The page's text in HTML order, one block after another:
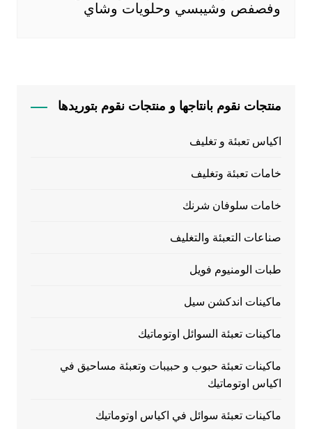
وفصفص وشيبسي وحلويات وشاي
منتجات نقوم بانتاجها و منتجات نقوم بتوريدها
اكياس تعبئة و تغليف
خامات تعبئة وتغليف
خامات سلوفان شرنك
صناعات التعبئة والتغليف
طبات الومنيوم فويل
ماكينات اندكشن سيل
ماكينات تعبئة السوائل اوتوماتيك
ماكينات تعبئة حبوب و حبيبات وتعبئة مساحيق في
اكياس اوتوماتيك
ماكينات تعبئة سوائل في اكياس اوتوماتيك